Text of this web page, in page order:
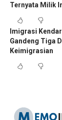
Ternyata Milik
Imigrasi
Gandeng Tiga
Keimigrasian